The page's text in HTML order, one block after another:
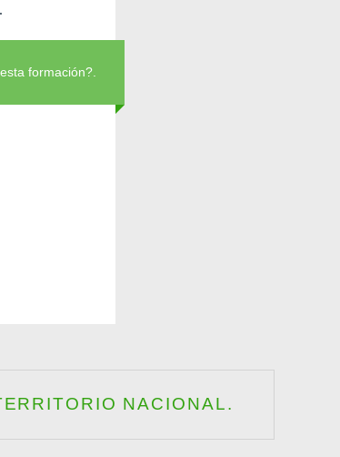
formación?.
NACIONAL.